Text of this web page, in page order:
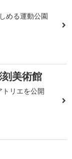
める運動公園
美術館
リエを公開